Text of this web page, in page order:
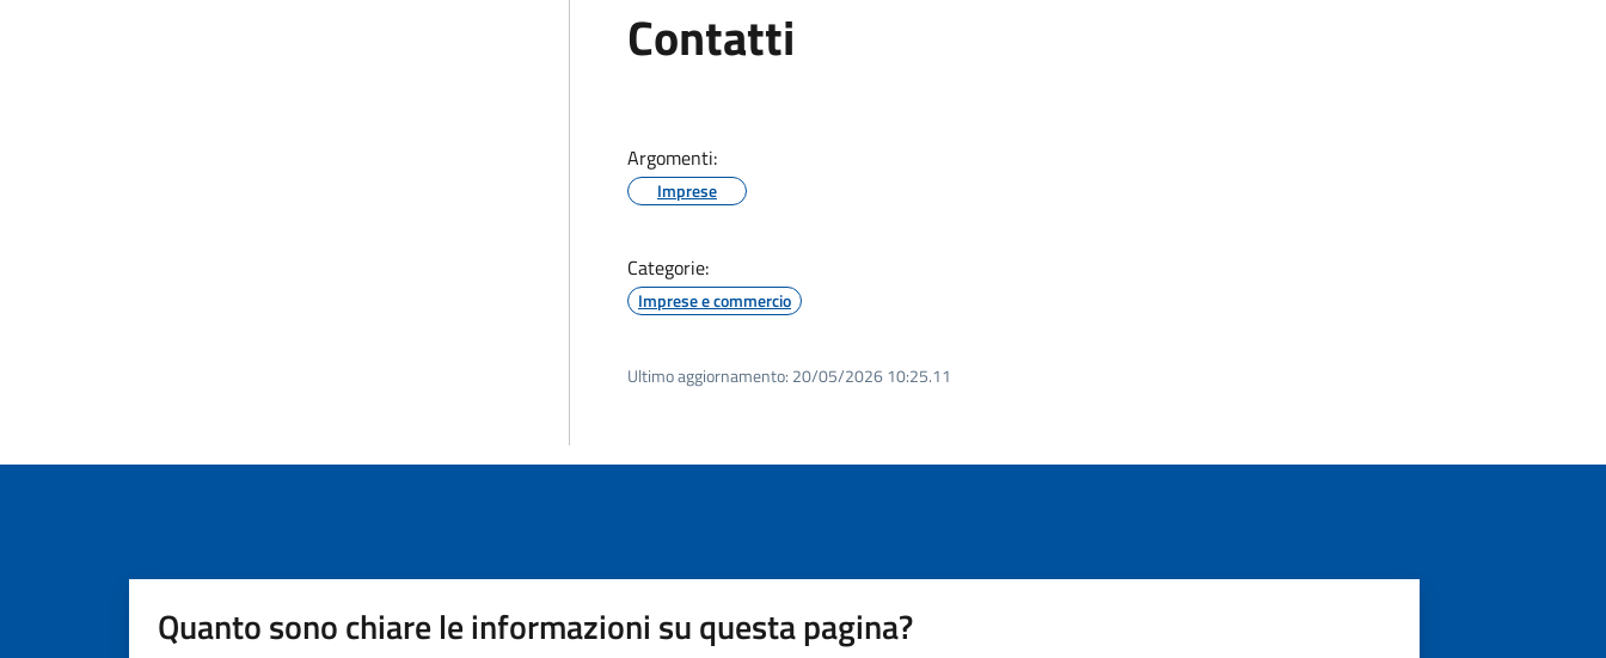
Contatti
Argomenti:
Imprese
Categorie:
Imprese e commercio
Ultimo aggiornamento: 20/05/2026 10:25.11
Quanto sono chiare le informazioni su questa pagina?